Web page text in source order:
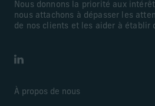
Nous donnons la priorité aux
nous attachons à dépasser les
de nos clients et les aider à établir
LinkedIn
À propos de nous